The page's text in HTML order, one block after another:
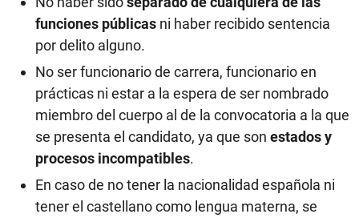
funciones públicas ni haber recibido sentencia
por delito alguno.
No ser funcionario de carrera, funcionario en
prácticas ni estar a la espera de ser nombrado
miembro del cuerpo al de la convocatoria a la que
se presenta el candidato, ya que son estados y
procesos incompatibles.
En caso de no tener la nacionalidad española ni
tener el castellano como lengua materna, se